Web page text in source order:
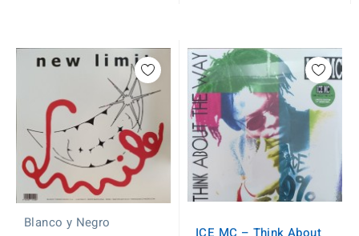
Blanco y Negro
ICE MC ‎– Think About